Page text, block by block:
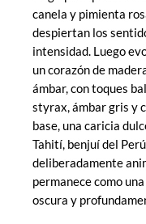
canela y pimienta
despiertan los
intensidad. Luego
un corazón de
ámbar, con toques
styrax, ámbar gris y
base, una caricia
Tahití, benjuí del
deliberadamente
permanece como
oscura y